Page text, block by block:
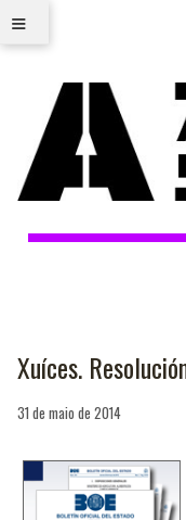
≡
Xuíces.
31 de maio de 2014